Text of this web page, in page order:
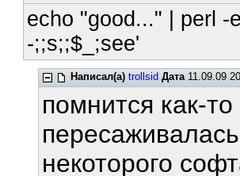
echo "good..." | perl -
-;;s;;$_;see'
Написал(а) trollsid Дата11.09.09
помнится как-
некоторого